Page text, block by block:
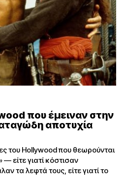
που έμειναν στην
αποτυχία
του Hollywood που θεωρούνται
είτε γιατί κόστισαν
τα λεφτά τους, είτε γιατί το